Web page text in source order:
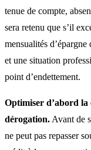
tenue de compte,
sera retenu que s’il
mensualités
et une situation
point d’endettement.
Optimiser d’abord la
dérogation. Avant de
ne peut pas repasser